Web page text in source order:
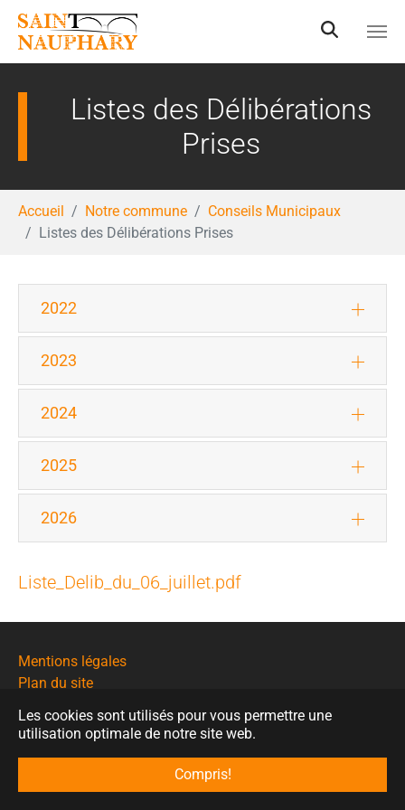
Les cookies sont utilisés pour vous permettre une
utilisation optimale de notre site web.
Compris!
Listes des Délibérations
Prises
Accueil Notre commune
Conseils Municipaux
Listes des Délibérations Prises
2022
2023
2024
2025
2026
Liste_Delib_du_06_juillet.pdf
Mentions légales
Plan du site
Politique de protection des données
© Mairie de Saint-Nauphary